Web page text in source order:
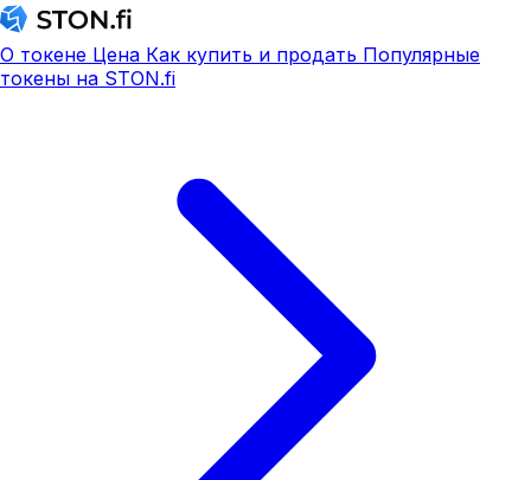
О токене Цена Как купить и продать Популярные
токены на STON.fi